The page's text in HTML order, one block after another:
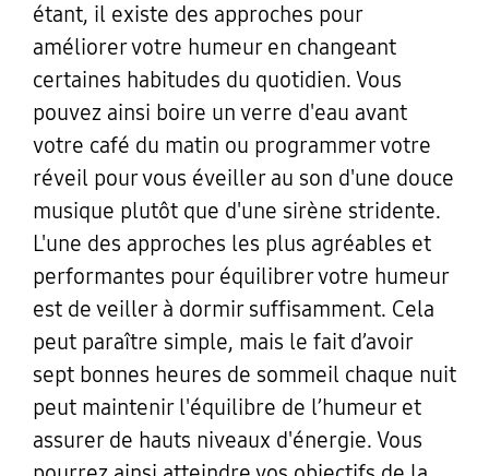
étant, il existe des approches pour
améliorer votre humeur en changeant
certaines habitudes du quotidien. Vous
pouvez ainsi boire un verre d'eau avant
votre café du matin ou programmer votre
réveil pour vous éveiller au son d'une douce
musique plutôt que d'une sirène stridente.
L'une des approches les plus agréables et
performantes pour équilibrer votre humeur
est de veiller à dormir suffisamment. Cela
peut paraître simple, mais le fait d’avoir
sept bonnes heures de sommeil chaque nuit
peut maintenir l'équilibre de l’humeur et
assurer de hauts niveaux d'énergie. Vous